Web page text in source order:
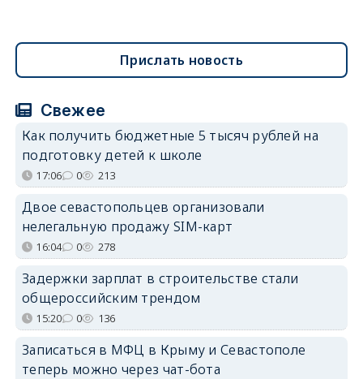
Прислать новость
Свежее
Как получить бюджетные 5 тысяч рублей на
подготовку детей к школе
17:06 0 213
Двое севастопольцев организовали
нелегальную продажу SIM-карт
16:04 0 278
Задержки зарплат в строительстве стали
общероссийским трендом
15:20 0 136
Записаться в МФЦ в Крыму и Севастополе
теперь можно через чат-бота